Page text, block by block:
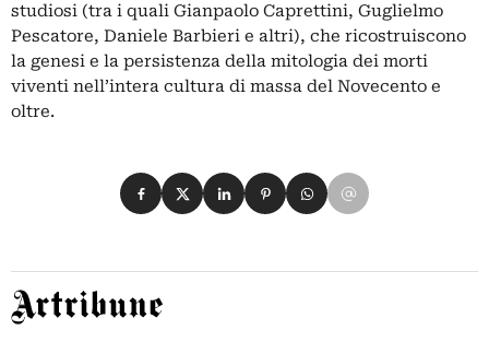
studiosi (tra i quali Gianpaolo Caprettini, Guglielmo
Pescatore, Daniele Barbieri e altri), che ricostruiscono
la genesi e la persistenza della mitologia dei morti
viventi nell’intera cultura di massa del Novecento e
oltre.
Condividi su Facebook
Condividi su X
Condividi su LinkedIn
Condividi su Pinterest
Condividi su WhatsApp
Condividi su Email
Artribune